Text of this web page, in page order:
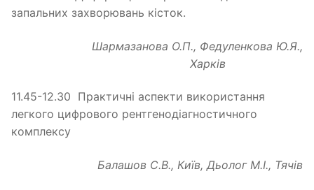
запальних захворювань кісток.
Шармазанова О.П., Федуленкова Ю.Я.,
Харків
11.45-12.30 Практичні аспекти використання
легкого цифрового рентгенодіагностичного
комплексу
Балашов С.В., Київ, Дьолог М.І., Тячів